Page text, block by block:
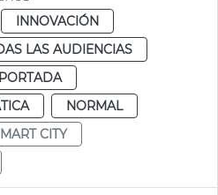
INNOVACIÓN
LAS AUDIENCIAS
NORMAL
CITY